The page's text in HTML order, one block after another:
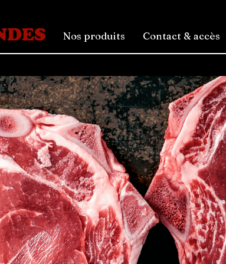
Nos produits Contact & accès